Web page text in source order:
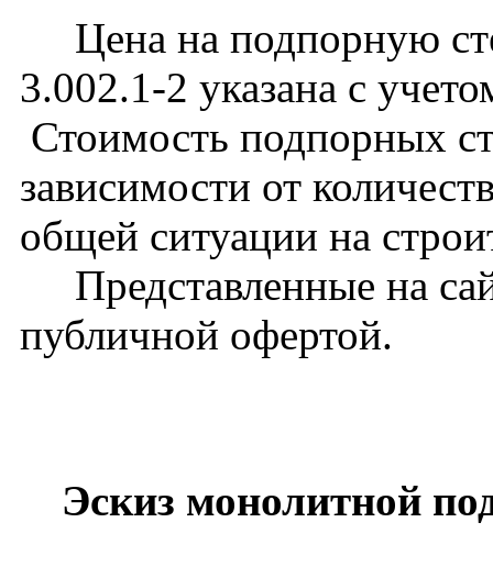
Цена на подпорную
3.002.1-2 указана с
Стоимость подпорных
зависимости от
общей ситуации на
Представленные на
публичной офертой.
Эскиз монолитной